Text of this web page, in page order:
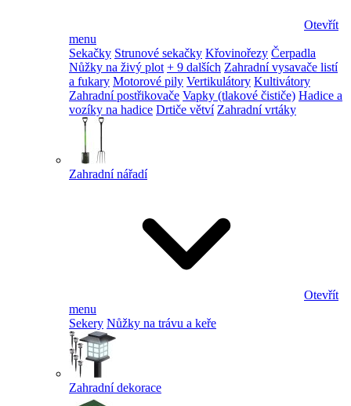
Otevřít
menu
Sekačky Strunové sekačky Křovinořezy Čerpadla
Nůžky na živý plot + 9 dalších Zahradní vysavače listí
a fukary Motorové pily Vertikulátory Kultivátory
Zahradní postřikovače Vapky (tlakové čističe) Hadice a
vozíky na hadice Drtiče větví Zahradní vrtáky
Zahradní nářadí
Otevřít
menu
Sekery Nůžky na trávu a keře
Zahradní dekorace